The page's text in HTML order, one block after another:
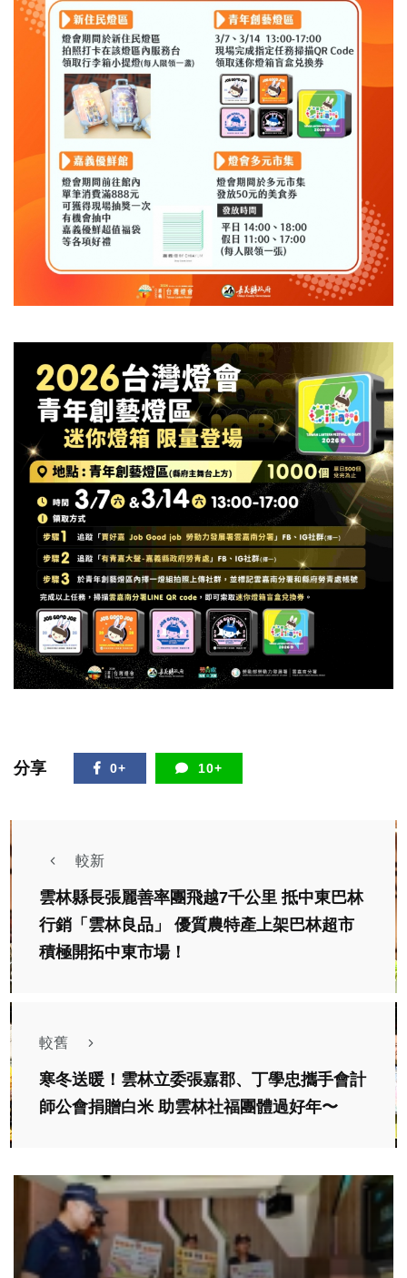
分享 0+ 10+
較新
雲林縣長張麗善率團飛越7千公里 抵中東巴林
行銷「雲林良品」 優質農特產上架巴林超市
積極開拓中東市場！
較舊
寒冬送暖！雲林立委張嘉郡、丁學忠攜手會計
師公會捐贈白米 助雲林社福團體過好年〜